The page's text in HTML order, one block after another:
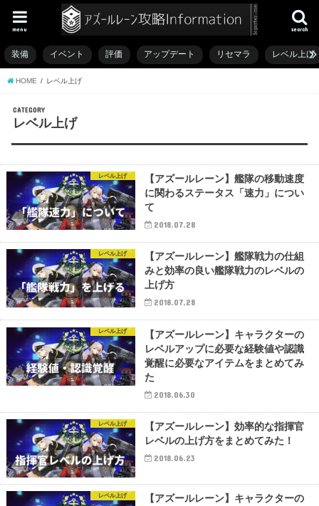
search
menu
装備 イベント 評価 アップデート リセマラ レベル上げ
HOME レベル上げ
CATEGORY
レベル上げ
レベル上げ
【アズールレーン】艦隊の移動速度
に関わるステータス「速力」につい
て
2018.07.28
レベル上げ
【アズールレーン】艦隊戦力の仕組
みと効率の良い艦隊戦力のレベルの
上げ方
2018.07.28
レベル上げ
【アズールレーン】キャラクターの
レベルアップに必要な経験値や認識
覚醒に必要なアイテムをまとめてみ
た
2018.06.30
レベル上げ
【アズールレーン】効率的な指揮官
レベルの上げ方をまとめてみた！
2018.06.23
レベル上げ
【アズールレーン】キャラクターの